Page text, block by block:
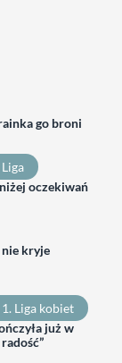
go broni
oczekiwań
nie kryje
Liga kobiet
już w